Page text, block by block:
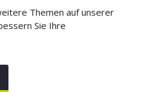
Themen auf unserer
Sie Ihre